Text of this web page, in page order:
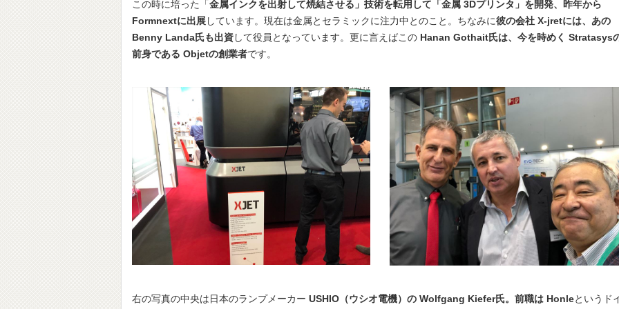
この時に培った「金属インクを出射して焼結させる」技術を転用して「金属 3Dプリンタ」を開発、昨年から
Formnextに出展しています。現在は金属とセラミックに注力中とのこと。ちなみに彼の会社 X-jretには、あの
Benny Landa氏も出資して役員となっています。更に言えばこの Hanan Gothait氏は、今を時めく Stratasys
前身である Objetの創業者です。
右の写真の中央は日本のランプメーカー USHIO（ウシオ電機）の Wolfgang Kiefer氏。前職は Honleというド